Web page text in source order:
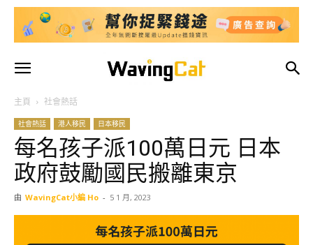
主頁 社會熱話
社會熱話 港人移民 日本移民
每名孩子派100萬日元 日本
政府鼓勵國民搬離東京
由 WavingCat小編 Ho - 5 1 月, 2023